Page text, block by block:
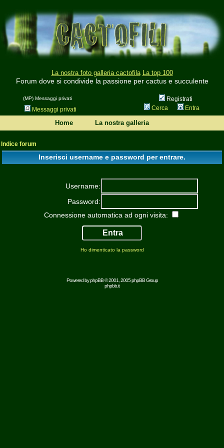
La nostra foto galleria cactofila La top 100
Forum dove si condivide la passione per cactus e succulente
(MP) Messaggi privati
Registrati
Messaggi privati
Cerca Entra
Home La nostra galleria
Indice forum
Inserisci username e password per entrare.
Username:
Password:
Connessione automatica ad ogni visita:
Ho dimenticato la password
Powered byphpBB© 2001, 2005 phpBB Group
phpbb.it